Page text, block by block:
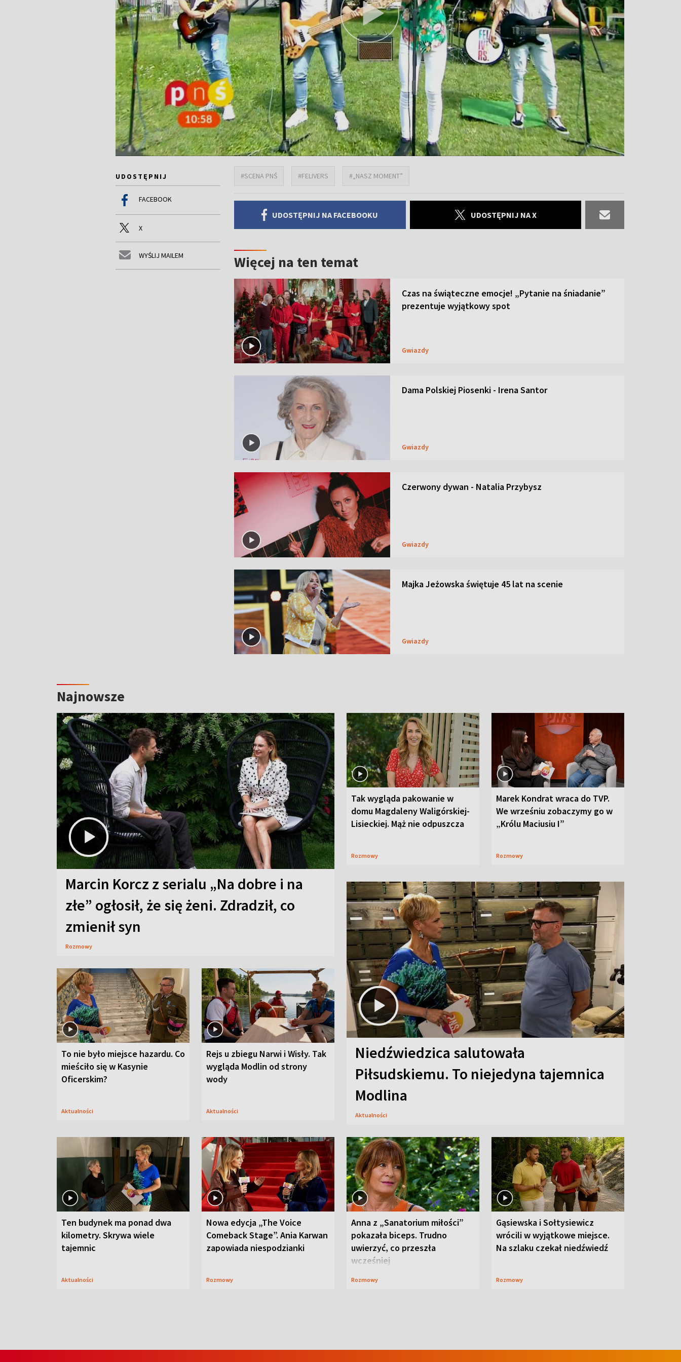
UDOSTĘPNIJ
FACEBOOK
X
WYŚLIJ MAILEM
#SCENA PNŚ #FELIVERS #„NASZ MOMENT”
UDOSTĘPNIJ NA FACEBOOKU UDOSTĘPNIJ NA X
Więcej na ten temat
Czas na świąteczne emocje! „Pytanie na śniadanie”
prezentuje wyjątkowy spot
Gwiazdy
Dama Polskiej Piosenki - Irena Santor
Gwiazdy
Czerwony dywan - Natalia Przybysz
Gwiazdy
Majka Jeżowska świętuje 45 lat na scenie
Gwiazdy
Najnowsze
Marcin Korcz z serialu „Na dobre i na
złe” ogłosił, że się żeni. Zdradził, co
zmienił syn
Rozmowy
Tak wygląda pakowanie w
domu Magdaleny Waligórskiej-
Lisieckiej. Mąż nie odpuszcza
Rozmowy
Marek Kondrat wraca do TVP.
We wrześniu zobaczymy go w
„Królu Maciusiu I”
Rozmowy
To nie było miejsce hazardu. Co
mieściło się w Kasynie
Oficerskim?
Aktualności
Rejs u zbiegu Narwi i Wisły. Tak
wygląda Modlin od strony
wody
Aktualności
Niedźwiedzica salutowała
Piłsudskiemu. To niejedyna tajemnica
Modlina
Aktualności
Ten budynek ma ponad dwa
kilometry. Skrywa wiele
tajemnic
Aktualności
Nowa edycja „The Voice
Comeback Stage”. Ania Karwan
zapowiada niespodzianki
Rozmowy
Anna z „Sanatorium miłości”
pokazała biceps. Trudno
uwierzyć, co przeszła
wcześniej
Rozmowy
Gąsiewska i Sołtysiewicz
wrócili w wyjątkowe miejsce.
Na szlaku czekał niedźwiedź
Rozmowy